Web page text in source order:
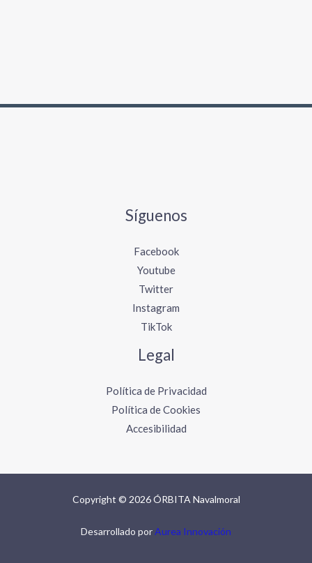
Síguenos
Facebook
Youtube
Twitter
Instagram
TikTok
Legal
Política de Privacidad
Política de Cookies
Accesibilidad
Copyright © 2026 ÓRBITA Navalmoral
Desarrollado porAurea Innovación